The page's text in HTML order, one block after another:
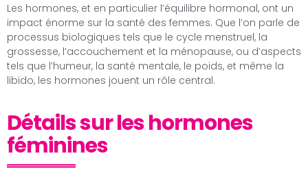
Les hormones, et en particulier l’équilibre hormonal, ont un
impact énorme sur la santé des femmes. Que l’on parle de
processus biologiques tels que le cycle menstruel, la
grossesse, l’accouchement et la ménopause, ou d’aspects
tels que l’humeur, la santé mentale, le poids, et même la
libido, les hormones jouent un rôle central.
Détails sur les hormones
féminines